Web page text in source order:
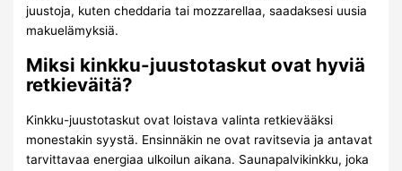
juustoja, kuten cheddaria tai mozzarellaa, saadaksesi uusia
makuelämyksiä.
Miksi kinkku-juustotaskut ovat hyviä
retkieväitä?
Kinkku-juustotaskut ovat loistava valinta retkievääksi
monestakin syystä. Ensinnäkin ne ovat ravitsevia ja antavat
tarvittavaa energiaa ulkoilun aikana. Saunapalvikinkku, joka